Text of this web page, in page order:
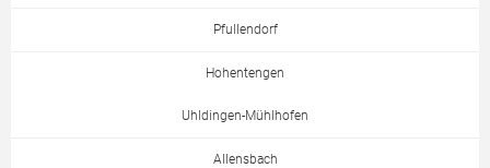
Pfullendorf
Hohentengen
Uhldingen-Mühlhofen
Allensbach